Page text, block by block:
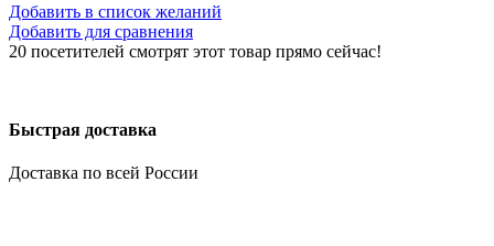
Добавить в список желаний
Добавить для сравнения
20 посетителей смотрят этот товар прямо сейчас!
Быстрая доставка
Доставка по всей России